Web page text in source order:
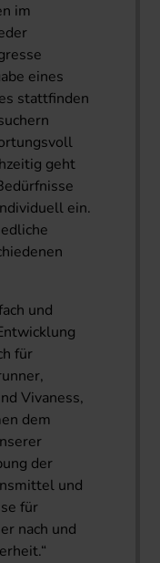
im
eines
stattfinden
geht
ein.
und
für
Vivaness,
dem
der
und
für
nach und